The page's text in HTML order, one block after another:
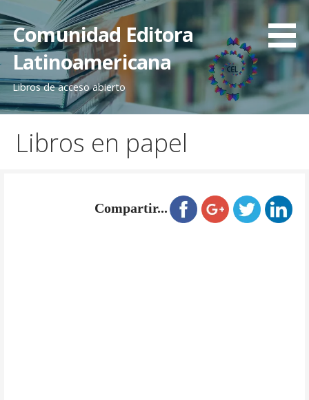
al
contenido
Comunidad Editora
Latinoamericana
Libros de acceso abierto
Libros en papel
Compartir...